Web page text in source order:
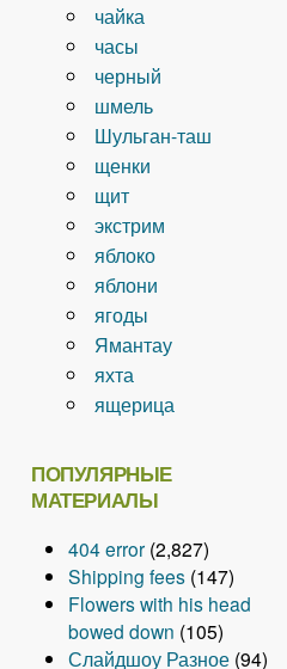
чайка
часы
черный
шмель
Шульган-таш
щенки
щит
экстрим
яблоко
яблони
ягоды
Ямантау
яхта
ящерица
ПОПУЛЯРНЫЕ
МАТЕРИАЛЫ
404 error (2,827)
Shipping fees (147)
Flowers with his head
bowed down (105)
Слайдшоу Разное (94)